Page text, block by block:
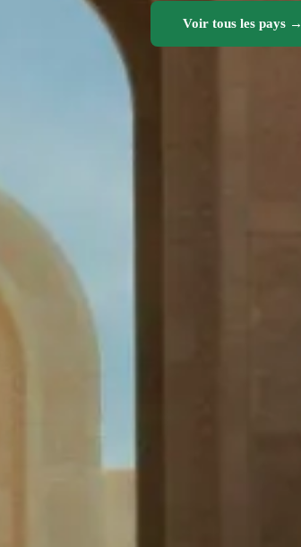
Voir tous les pays →